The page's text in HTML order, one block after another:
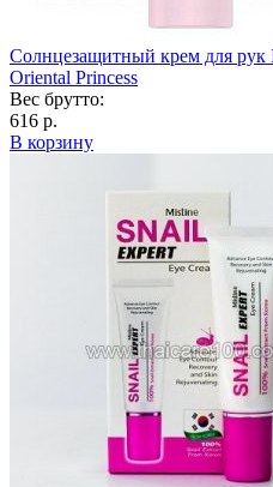
Солнцезащитный крем для рук
Oriental Princess
Вес брутто:
616 р.
В корзину